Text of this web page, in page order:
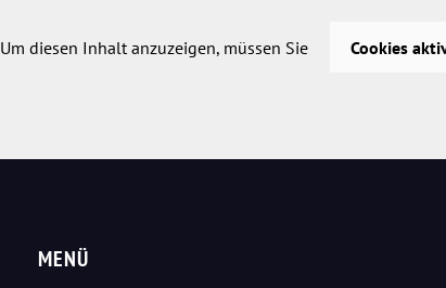
Um diesen Inhalt anzuzeigen, müssen Sie Cookies
MENÜ